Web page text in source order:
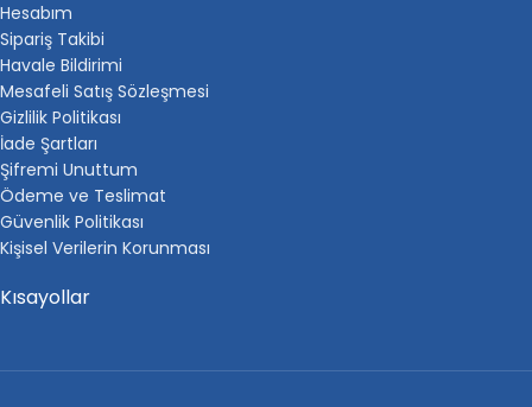
Hesabım
Sipariş Takibi
Havale Bildirimi
Mesafeli Satış Sözleşmesi
Gizlilik Politikası
İade Şartları
Şifremi Unuttum
Ödeme ve Teslimat
Güvenlik Politikası
Kişisel Verilerin Korunması
Kısayollar